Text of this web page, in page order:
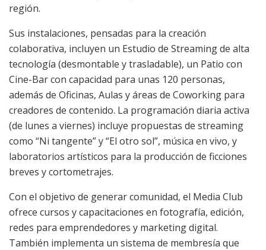
región.
Sus instalaciones, pensadas para la creación
colaborativa, incluyen un Estudio de Streaming de alta
tecnología (desmontable y trasladable), un Patio con
Cine-Bar con capacidad para unas 120 personas,
además de Oficinas, Aulas y áreas de Coworking para
creadores de contenido. La programación diaria activa
(de lunes a viernes) incluye propuestas de streaming
como “Ni tangente” y “El otro sol”, música en vivo, y
laboratorios artísticos para la producción de ficciones
breves y cortometrajes.
Con el objetivo de generar comunidad, el Media Club
ofrece cursos y capacitaciones en fotografía, edición,
redes para emprendedores y marketing digital.
También implementa un sistema de membresía que